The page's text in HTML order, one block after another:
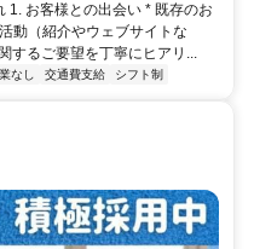
1. お客様との出会い * 既存のお
動（紹介やウェブサイトな
するご要望を丁寧にヒアリ...
なし 交通費支給 シフト制